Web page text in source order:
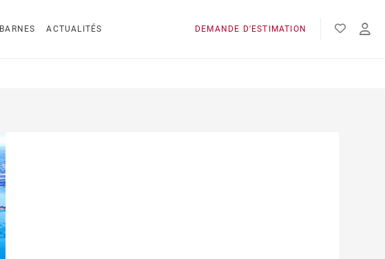
BARNES ACTUALITÉS DEMANDE D'ESTIMATION